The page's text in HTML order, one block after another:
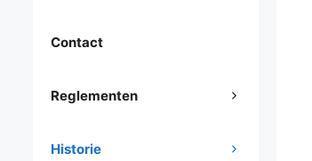
Contact
Reglementen
Historie